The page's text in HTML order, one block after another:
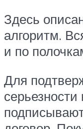
Здесь
алгоритм.
и по
Для